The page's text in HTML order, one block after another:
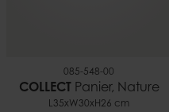
085-548-00
COLLECT Panier, Nature
L35xW30xH26 cm